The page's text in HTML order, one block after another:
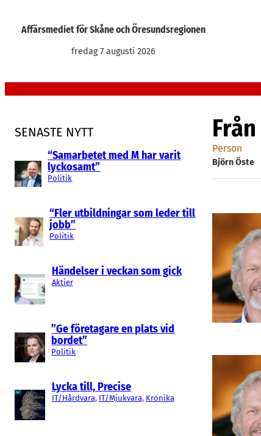
Affärsmediet för Skåne och Öresundsregionen
fredag 7 augusti 2026
SENASTE NYTT
“Samarbetet med M har varit
lyckosamt”
Politik
“Fler utbildningar som leder till
jobb”
Politik
Händelser i veckan som gick
Aktier
”Ge företagare en plats vid
bordet”
Politik
Lycka till, Precise
IT/Hårdvara, IT/Mjukvara, Krönika
Från
Person
Björn Öste